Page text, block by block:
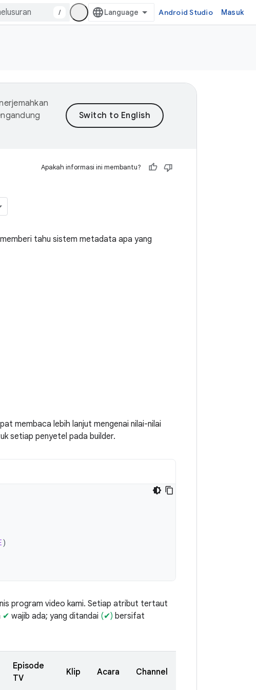
/ Android Studio Masuk
Apakah informasi ini membantu?
tahu sistem metadata apa yang
membaca lebih lanjut mengenai nilai-nilai
setiap penyetel pada builder.
)
program video kami. Setiap atribut tertaut
✔ wajib ada; yang ditandai (✔) bersifat
Episode
TV
Klip Acara Channel